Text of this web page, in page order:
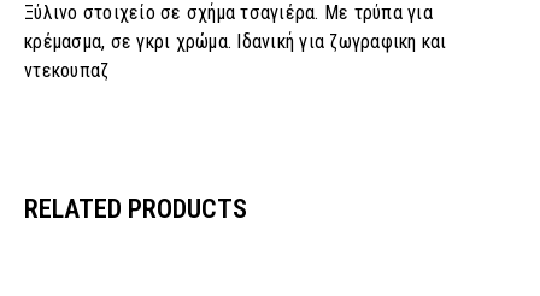
Ξύλινο στοιχείο σε σχήμα τσαγιέρα. Με τρύπα για
κρέμασμα, σε γκρι χρώμα. Ιδανική για ζωγραφικη και
ντεκουπαζ
RELATED PRODUCTS